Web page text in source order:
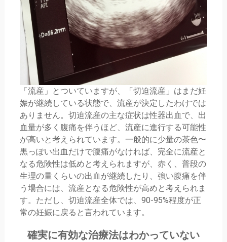
「流産」とついていますが、「切迫流産」はまだ妊
娠が継続している状態で、流産が決定したわけでは
ありません。切迫流産の主な症状は性器出血で、出
血量が多く腹痛を伴うほど、流産に進行する可能性
が高いと考えられています。一般的に少量の茶色〜
黒っぽい出血だけで腹痛がなければ、完全に流産と
なる危険性は低めと考えられますが、赤く、普段の
生理の量くらいの出血が継続したり、強い腹痛を伴
う場合には、流産となる危険性が高めと考えられま
す。ただし、切迫流産全体では、90-95%程度が正
常の妊娠に戻ると言われています。
確実に有効な治療法はわかっていない